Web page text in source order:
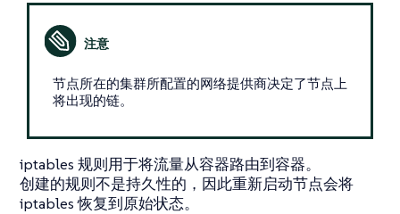
节点所在的集群所配置的网络提供商决定了节点上
将出现的链。
iptables 规则用于将流量从容器路由到容器。
创建的规则不是持久性的，因此重新启动节点会将
iptables 恢复到原始状态。